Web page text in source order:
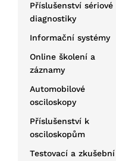
Příslušenství sériové
diagnostiky
Informační systémy
Online školení a
záznamy
Automobilové
osciloskopy
Příslušenství k
osciloskopům
Testovací a zkušební